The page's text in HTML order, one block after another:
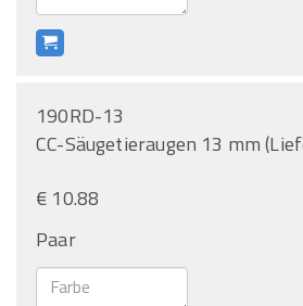
190RD-13
CC-Säugetieraugen 13 mm
€ 10.88
Paar